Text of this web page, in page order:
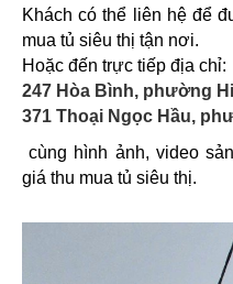
Khách có thể liên hệ để
mua tủ siêu thị tận nơi.
Hoặc đến trực tiếp địa chỉ:
247 Hòa Bình, phường
371 Thoại Ngọc Hầu,
cùng hình ảnh, video
giá thu mua tủ siêu thị.